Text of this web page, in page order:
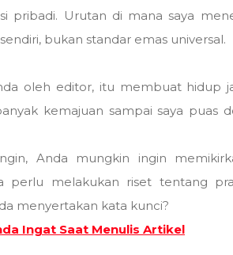
pribadi. Urutan di mana saya
bukan standar emas universal.
oleh editor, itu membuat hidup
kemajuan sampai saya puas
Anda mungkin ingin
perlu melakukan riset tentang
menyertakan kata kunci?
Ingat Saat Menulis Artikel